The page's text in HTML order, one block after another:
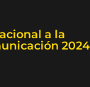
a la
2024